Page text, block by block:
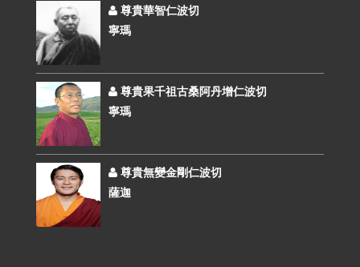
尊貴華智仁波切
寧瑪
尊貴果千祖古桑阿丹增仁波切
寧瑪
尊貴無變金剛仁波切
薩迦